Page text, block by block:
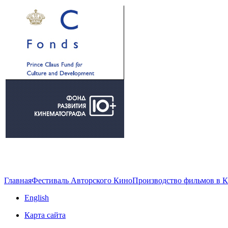
ГлавнаяФестиваль Авторского КиноПроизводство фильмов в
English
Карта сайта